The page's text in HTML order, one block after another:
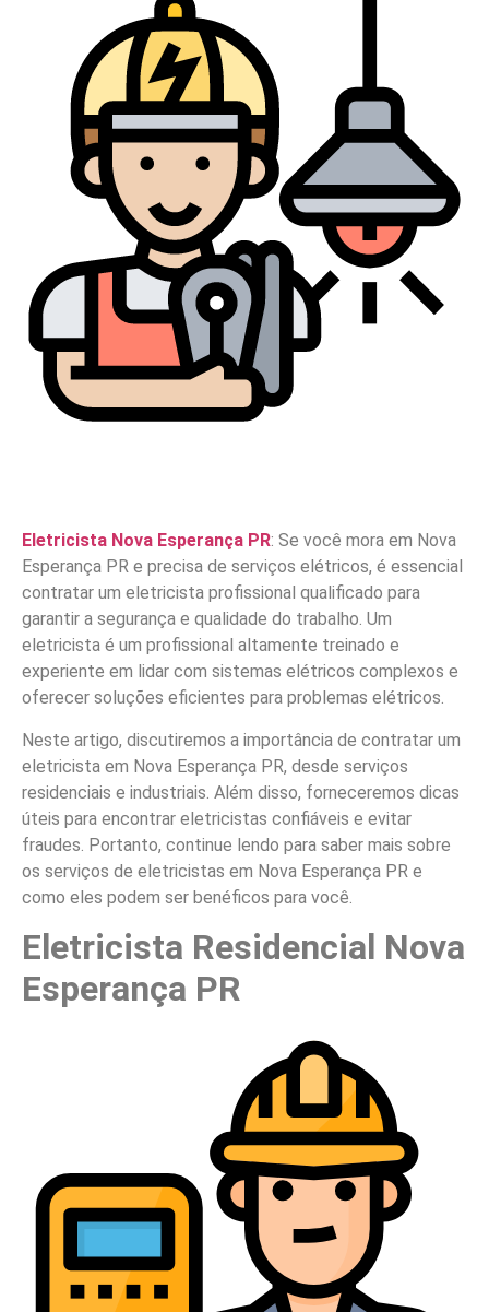
Eletricista Nova Esperança PR: Se você mora em Nova
Esperança PR e precisa de serviços elétricos, é essencial
contratar um eletricista profissional qualificado para
garantir a segurança e qualidade do trabalho. Um
eletricista é um profissional altamente treinado e
experiente em lidar com sistemas elétricos complexos e
oferecer soluções eficientes para problemas elétricos.
Neste artigo, discutiremos a importância de contratar um
eletricista em Nova Esperança PR, desde serviços
residenciais e industriais. Além disso, forneceremos dicas
úteis para encontrar eletricistas confiáveis e evitar
fraudes. Portanto, continue lendo para saber mais sobre
os serviços de eletricistas em Nova Esperança PR e
como eles podem ser benéficos para você.
Eletricista Residencial Nova
Esperança PR